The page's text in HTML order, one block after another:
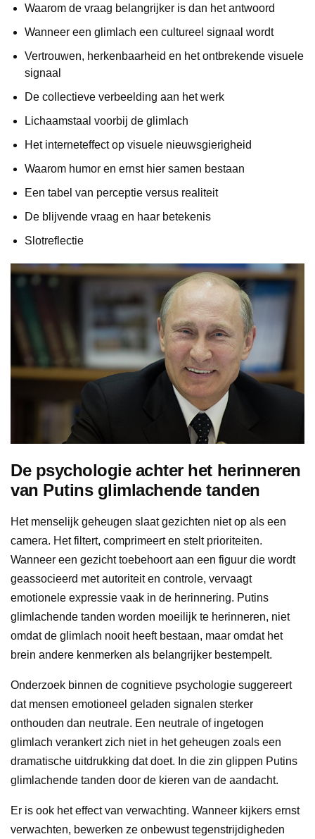
Waarom de vraag belangrijker is dan het antwoord
Wanneer een glimlach een cultureel signaal wordt
Vertrouwen, herkenbaarheid en het ontbrekende visuele
signaal
De collectieve verbeelding aan het werk
Lichaamstaal voorbij de glimlach
Het interneteffect op visuele nieuwsgierigheid
Waarom humor en ernst hier samen bestaan
Een tabel van perceptie versus realiteit
De blijvende vraag en haar betekenis
Slotreflectie
De psychologie achter het herinneren
van Putins glimlachende tanden
Het menselijk geheugen slaat gezichten niet op als een
camera. Het filtert, comprimeert en stelt prioriteiten.
Wanneer een gezicht toebehoort aan een figuur die wordt
geassocieerd met autoriteit en controle, vervaagt
emotionele expressie vaak in de herinnering. Putins
glimlachende tanden worden moeilijk te herinneren, niet
omdat de glimlach nooit heeft bestaan, maar omdat het
brein andere kenmerken als belangrijker bestempelt.
Onderzoek binnen de cognitieve psychologie suggereert
dat mensen emotioneel geladen signalen sterker
onthouden dan neutrale. Een neutrale of ingetogen
glimlach verankert zich niet in het geheugen zoals een
dramatische uitdrukking dat doet. In die zin glippen Putins
glimlachende tanden door de kieren van de aandacht.
Er is ook het effect van verwachting. Wanneer kijkers ernst
verwachten, bewerken ze onbewust tegenstrijdigheden